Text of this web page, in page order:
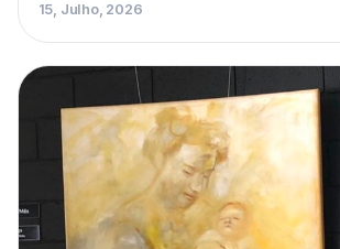
15, Julho, 2026